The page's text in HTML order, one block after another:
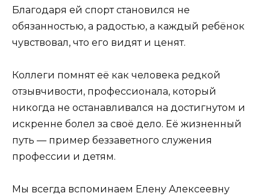
Благодаря ей спорт становился не
обязанностью, а радостью, а каждый ребёнок
чувствовал, что его видят и ценят.
Коллеги помнят её как человека редкой
отзывчивости, профессионала, который
никогда не останавливался на достигнутом и
искренне болел за своё дело. Её жизненный
путь — пример беззаветного служения
профессии и детям.
Мы всегда вспоминаем Елену Алексеевну